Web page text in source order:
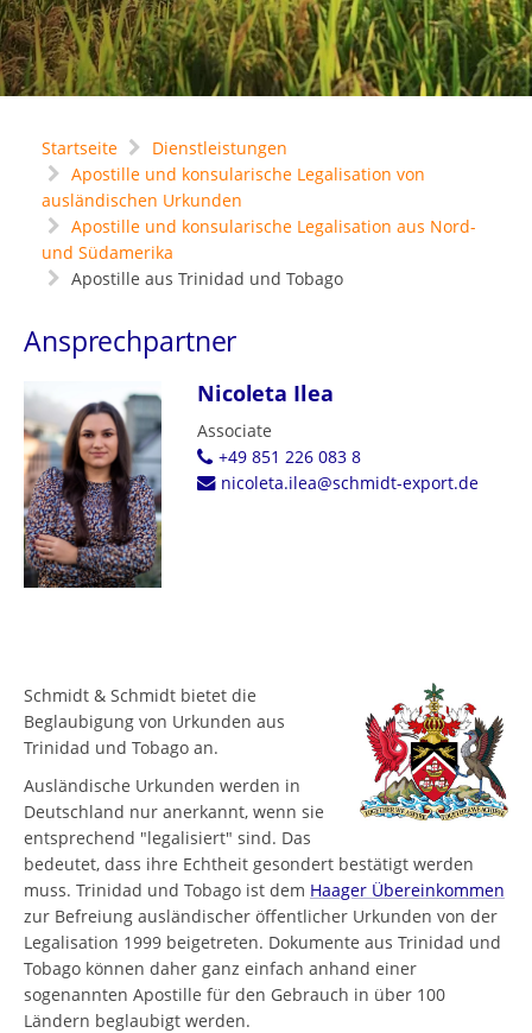
Startseite
Dienstleistungen
Apostille und konsularische Legalisation von
ausländischen Urkunden
Apostille und konsularische Legalisation aus Nord-
und Südamerika
Apostille aus Trinidad und Tobago
Ansprechpartner
Nicoleta Ilea
Associate
+49 851 226 083 8
nicoleta.ilea@schmidt-export.de
Schmidt & Schmidt bietet die
Beglaubigung von Urkunden aus
Trinidad und Tobago an.
Ausländische Urkunden werden in
Deutschland nur anerkannt, wenn sie
entsprechend "legalisiert" sind. Das
bedeutet, dass ihre Echtheit gesondert bestätigt werden
muss. Trinidad und Tobago ist dem Haager Übereinkommen
zur Befreiung ausländischer öffentlicher Urkunden von der
Legalisation 1999 beigetreten. Dokumente aus Trinidad und
Tobago können daher ganz einfach anhand einer
sogenannten Apostille für den Gebrauch in über 100
Ländern beglaubigt werden.